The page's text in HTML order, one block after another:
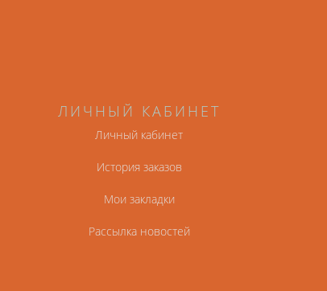
ЛИЧНЫЙ КАБИНЕТ
Личный кабинет
История заказов
Мои закладки
Рассылка новостей